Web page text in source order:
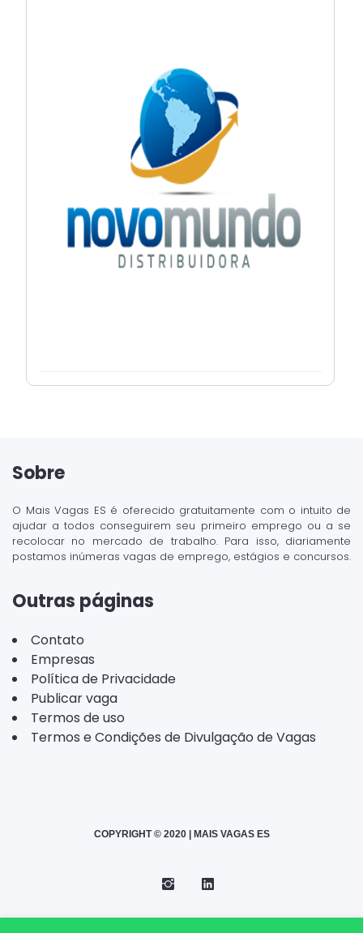
Sobre
O Mais Vagas ES é oferecido gratuitamente com o intuito de
ajudar a todos conseguirem seu primeiro emprego ou a se
recolocar no mercado de trabalho. Para isso, diariamente
postamos inúmeras vagas de emprego, estágios e concursos.
Outras páginas
Contato
Empresas
Política de Privacidade
Publicar vaga
Termos de uso
Termos e Condições de Divulgação de Vagas
COPYRIGHT © 2020 | MAIS VAGAS ES
Instagram
Telegram
LinkedIn